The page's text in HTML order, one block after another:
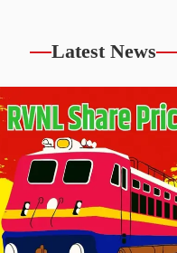
Latest News